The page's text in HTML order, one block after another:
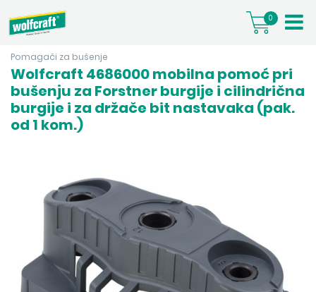
0
Pomagači za bušenje
Wolfcraft 4686000 mobilna pomoć pri
bušenju za Forstner burgije i cilindrična
burgije i za držače bit nastavaka (pak.
od 1 kom.)